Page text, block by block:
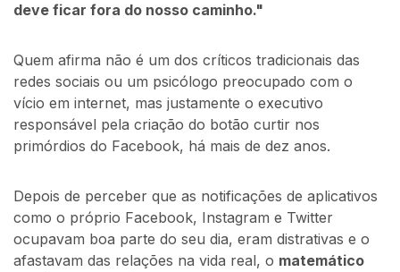
deve ficar fora do nosso caminho."
Quem afirma não é um dos críticos tradicionais das
redes sociais ou um psicólogo preocupado com o
vício em internet, mas justamente o executivo
responsável pela criação do botão curtir nos
primórdios do Facebook, há mais de dez anos.
Depois de perceber que as notificações de aplicativos
como o próprio Facebook, Instagram e Twitter
ocupavam boa parte do seu dia, eram distrativas e o
afastavam das relações na vida real, o matemático